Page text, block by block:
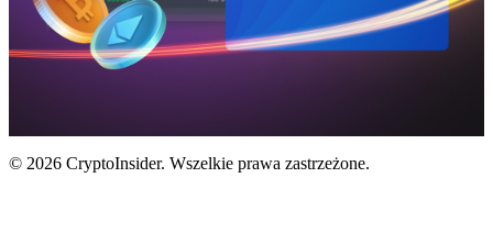
© 2026 CryptoInsider. Wszelkie prawa zastrzeżone.